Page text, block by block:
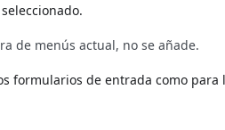
de menús actual, no se añade.
formularios de entrada como para